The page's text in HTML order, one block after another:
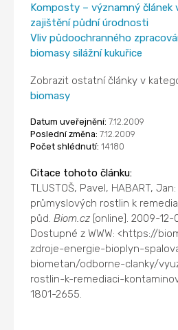
Komposty – významný článek
zajištění půdní úrodnosti
Vliv půdoochranného
biomasy silážní kukuřice
Zobrazit ostatní články v
biomasy
Datum uveřejnění: 7.12.2009
Poslední změna: 7.12.2009
Počet shlédnutí: 14180
Citace tohoto článku:
TLUSTOŠ, Pavel, HABART,
průmyslových rostlin k
půd.Biom.cz [online]. 2009-
Dostupné z WWW: <https://
zdroje-energie-bioplyn-
biometan/odborne-clanky/
rostlin-k-remediaci-
1801-2655.